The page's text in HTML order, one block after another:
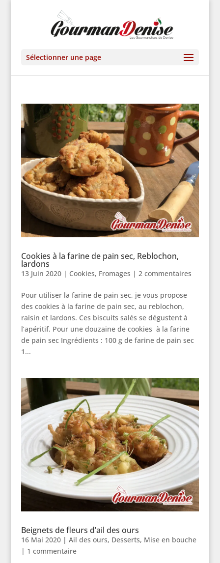
Sélectionner une page
Cookies à la farine de pain sec, Reblochon,
lardons
13 Juin 2020| Cookies, Fromages | 2 commentaires
Pour utiliser la farine de pain sec, je vous propose
des cookies à la farine de pain sec, au reblochon,
raisin et lardons. Ces biscuits salés se dégustent à
l’apéritif. Pour une douzaine de cookies à la farine
de pain sec Ingrédients : 100 g de farine de pain sec
1...
Beignets de fleurs d’ail des ours
16 Mai 2020| Ail des ours, Desserts, Mise en bouche
| 1 commentaire